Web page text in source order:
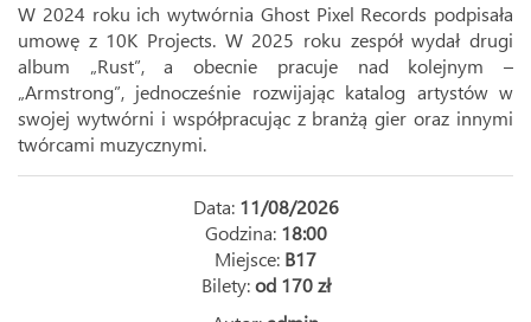
W 2024 roku ich wytwórnia Ghost Pixel Records podpisała
umowę z 10K Projects. W 2025 roku zespół wydał drugi
album „Rust”, a obecnie pracuje nad kolejnym –
„Armstrong”, jednocześnie rozwijając katalog artystów w
swojej wytwórni i współpracując z branżą gier oraz innymi
twórcami muzycznymi.
Data: 11/08/2026
Godzina: 18:00
Miejsce: B17
Bilety:od 170 zł